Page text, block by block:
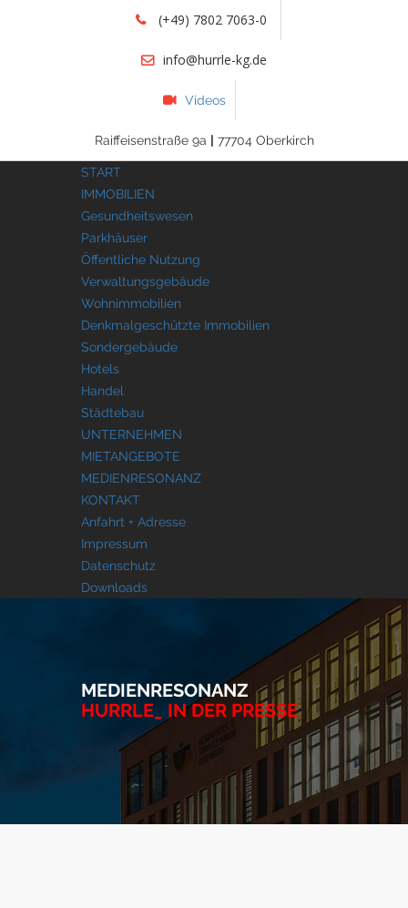
(+49) 7802 7063-0
info@hurrle-kg.de
Videos
Raiffeisenstraße 9a | 77704 Oberkirch
START
IMMOBILIEN
Gesundheitswesen
Parkhäuser
Öffentliche Nutzung
Verwaltungsgebäude
Wohnimmobilien
Denkmalgeschützte Immobilien
Sondergebäude
Hotels
Handel
Städtebau
UNTERNEHMEN
MIETANGEBOTE
MEDIENRESONANZ
KONTAKT
Anfahrt + Adresse
Impressum
Datenschutz
Downloads
MEDIENRESONANZ
HURRLE_ IN DER PRESSE